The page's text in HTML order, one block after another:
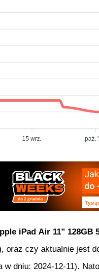
15 wrz. paź.
iPad Air 11" 128GB
, oraz czy aktualnie jest
w dniu: 2024-12-11).